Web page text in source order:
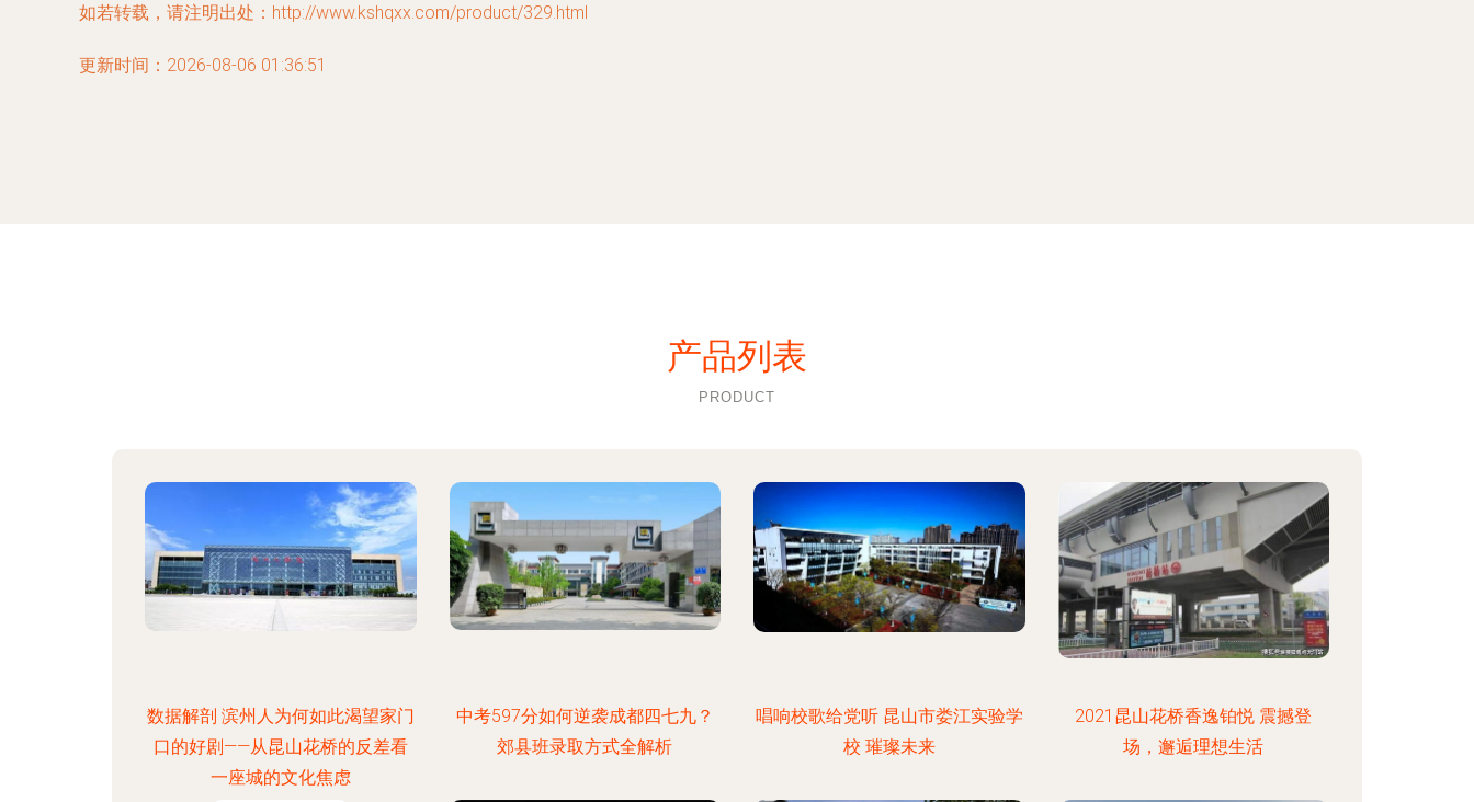
如若转载，请注明出处：http://www.kshqxx.com/product/329.html
更新时间：2026-08-06 01:36:51
产品列表
PRODUCT
数据解剖 滨州人为何如此渴望家门
口的好剧——从昆山花桥的反差看
一座城的文化焦虑
中考597分如何逆袭成都四七九？
郊县班录取方式全解析
唱响校歌给党听 昆山市娄江实验学
校 璀璨未来
2021昆山花桥香逸铂悦 震撼登
场，邂逅理想生活